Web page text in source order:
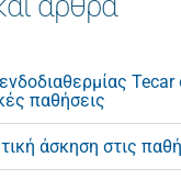
Tecar
παθήσεις
άσκηση στις